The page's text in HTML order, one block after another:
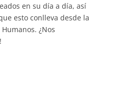
en su día a día, así
esto conlleva desde la
¿Nos